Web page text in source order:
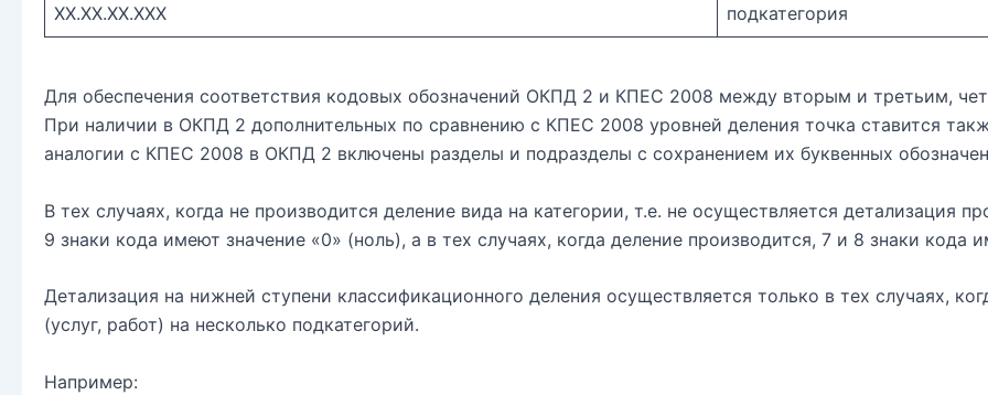
XX.XX.XX.XXX подкатегория
Для обеспечения соответствия кодовых обозначений ОКПД 2 и КПЕС 2008 между вторым и третьим,
При наличии в ОКПД 2 дополнительных по сравнению с КПЕС 2008 уровней деления точка ставится
аналогии с КПЕС 2008 в ОКПД 2 включены разделы и подразделы с сохранением их буквенных
В тех случаях, когда не производится деление вида на категории, т.е. не осуществляется детализация
9 знаки кода имеют значение «0» (ноль), а в тех случаях, когда деление производится, 7 и 8 знаки кода
Детализация на нижней ступени классификационного деления осуществляется только в тех случаях,
(услуг, работ) на несколько подкатегорий.
Например: